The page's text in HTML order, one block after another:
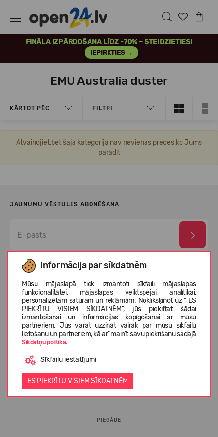
FINĀLA IZPĀRDOŠANA LĪDZ -70% – STEIDZIETIES!
IEPIRKTIES →
Informācija par sīkdatnēm
Mūsu mājaslapā tiek izmantoti sīkfaili mājaslapas
funkcionalitātei, mājaslapas veiktspējai, analītikai,
personalizētam saturam un reklāmām. Noklikšķinot uz " ES
PIEKRĪTU VISIEM SĪKDATNĒM", jūs piekrītat šādai
izmantošanai un informācijas kopīgošanai ar mūsu
partneriem. Jūs varat uzzināt vairāk par mūsu sīkfailu
lietošanu un partneriem, kā arī mainīt savu piekrišanu sadaļā
Sīkdatņu politika.
Sīkfailu iestatījumi
ES PIEKRĪTU VISIEM SĪKDATNĒM
EMU Australia duster
KĀRTOT PĒC FILTRI
Atvainojiet,bet šajā kategorijā nav nevienas preces,ko Jums
parādīt
JAUNUMU VĒSTULES ABONĒŠANA
Esmu izlasījis un piekrītu
datu aizsardzības noteikumi
INFORMĀCIJA PIRCĒJIEM
PIEGĀDE